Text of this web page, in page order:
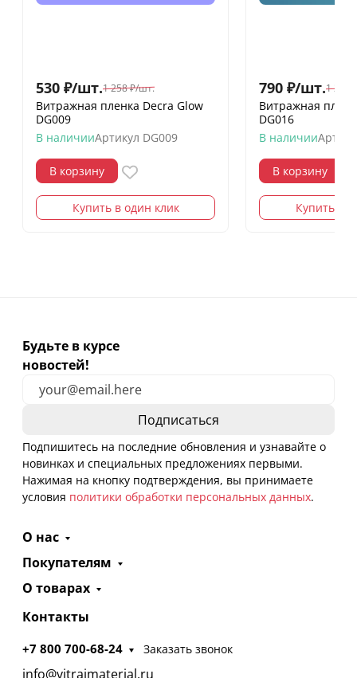
530 ₽/шт.1 258 ₽/шт.
Витражная пленка Decra Glow
DG009
В наличииАртикул DG009
В корзину
Купить в один клик
790 ₽/шт.1 258
Витражная
DG016
В наличии
В корзину
Купить в
Будьте в курсе
новостей!
Подпишитесь на последние обновления и узнавайте о
новинках и специальных предложениях первыми.
Нажимая на кнопку подтверждения, вы принимаете
условия политики обработки персональных данных.
О нас
Покупателям
О товарах
Контакты
+7 800 700-68-24 Заказать звонок
info@vitrajmaterial.ru